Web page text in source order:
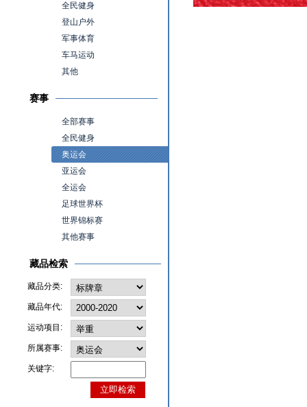
全民健身
登山户外
军事体育
车马运动
其他
赛事
全部赛事
全民健身
奥运会
亚运会
全运会
足球世界杯
世界锦标赛
其他赛事
藏品检索
藏品分类:
藏品年代:
运动项目:
所属赛事:
关键字: